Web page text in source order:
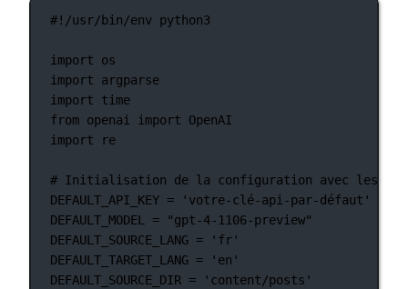
#!/usr/bin/env python3
import os
import argparse
import time
from openai import OpenAI
import re
# Initialisation de la configuration avec les
DEFAULT_API_KEY =
'votre-clé-api-par-défaut'
DEFAULT_MODEL
=
"gpt-4-1106-preview"
DEFAULT_SOURCE_LANG =
'fr'
DEFAULT_TARGET_LANG =
'en'
DEFAULT_SOURCE_DIR =
'content/posts'